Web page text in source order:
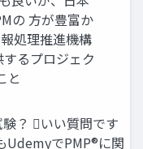
の 方が豊富か
処理推進機構
るプロジェク
と
？ いい質問です
UdemyでPMP®に関